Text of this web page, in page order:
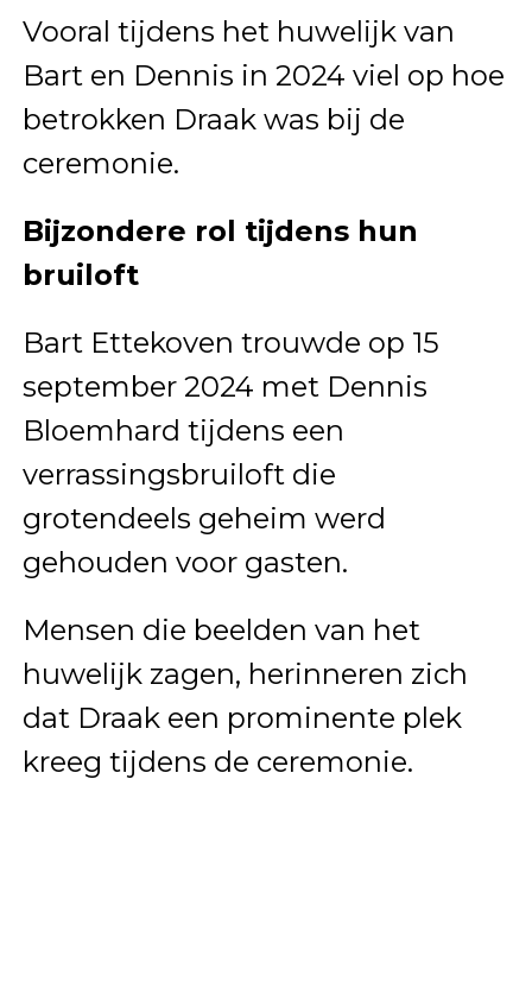
Vooral tijdens het huwelijk van
Bart en Dennis in 2024 viel op hoe
betrokken Draak was bij de
ceremonie.
Bijzondere rol tijdens hun
bruiloft
Bart Ettekoven trouwde op 15
september 2024 met Dennis
Bloemhard tijdens een
verrassingsbruiloft die
grotendeels geheim werd
gehouden voor gasten.
Mensen die beelden van het
huwelijk zagen, herinneren zich
dat Draak een prominente plek
kreeg tijdens de ceremonie.